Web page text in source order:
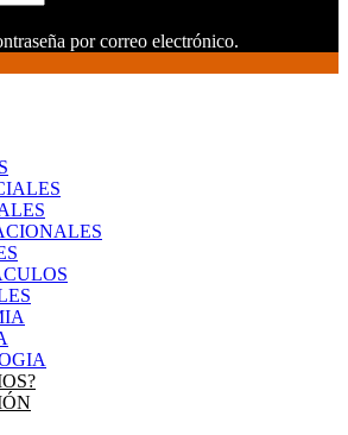
por correo electrónico.